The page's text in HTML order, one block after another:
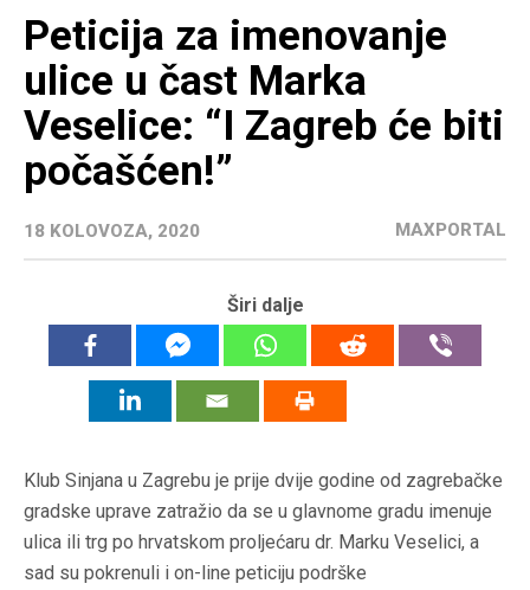
Peticija za imenovanje
ulice u čast Marka
Veselice: “I Zagreb će biti
počašćen!”
18 KOLOVOZA, 2020 MAXPORTAL
Širi dalje
Klub Sinjana u Zagrebu je prije dvije godine od zagrebačke
gradske uprave zatražio da se u glavnome gradu imenuje
ulica ili trg po hrvatskom proljećaru dr. Marku Veselici, a
sad su pokrenuli i on-line peticiju podrške